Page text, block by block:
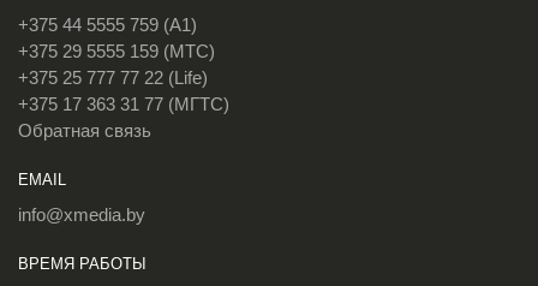
+375 44 5555 759 (A1)
+375 29 5555 159 (МТС)
+375 25 777 77 22 (Life)
+375 17 363 31 77 (МГТС)
Обратная связь
EMAIL
info@xmedia.by
ВРЕМЯ РАБОТЫ